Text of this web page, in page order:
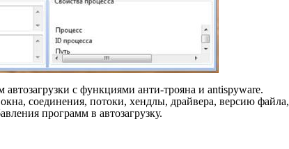
с функциями анти-трояна и antispyware.
соединения, потоки, хендлы, драйвера, версию файла,
программ в автозагрузку.